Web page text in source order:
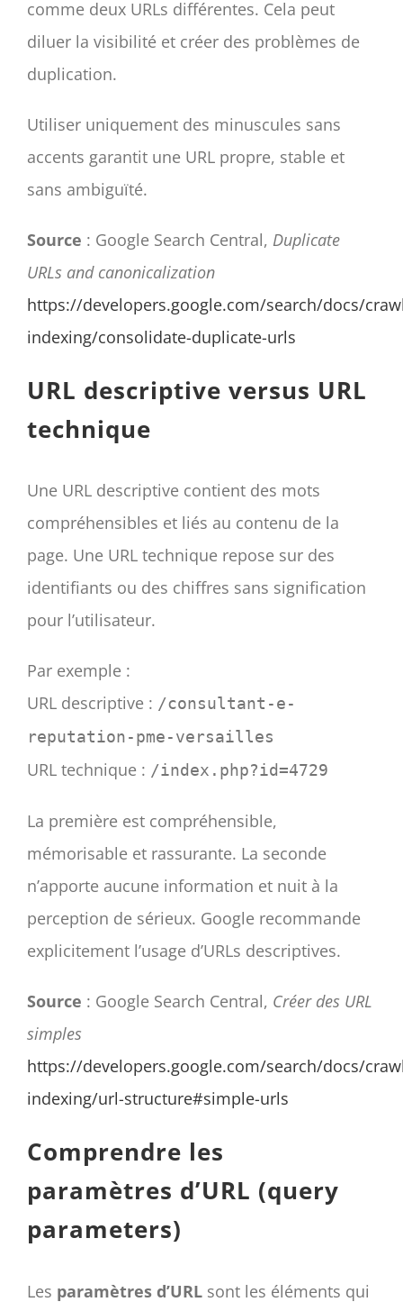
comme deux URLs différentes. Cela peut
diluer la visibilité et créer des problèmes de
duplication.
Utiliser uniquement des minuscules sans
accents garantit une URL propre, stable et
sans ambiguïté.
Source : Google Search Central, Duplicate
URLs and canonicalization
https://developers.google.com/search/docs/
indexing/consolidate-duplicate-urls
URL descriptive versus URL
technique
Une URL descriptive contient des mots
compréhensibles et liés au contenu de la
page. Une URL technique repose sur des
identifiants ou des chiffres sans signification
pour l’utilisateur.
Par exemple :
URL descriptive : /consultant-e-
reputation-pme-versailles
URL technique : /index.php?id=4729
La première est compréhensible,
mémorisable et rassurante. La seconde
n’apporte aucune information et nuit à la
perception de sérieux. Google recommande
explicitement l’usage d’URLs descriptives.
Source : Google Search Central, Créer des URL
simples
https://developers.google.com/search/docs/
indexing/url-structure#simple-urls
Comprendre les
paramètres d’URL (query
parameters)
Les paramètres d’URLsont les éléments qui